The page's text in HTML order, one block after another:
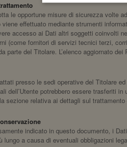
le opportune misure di sicurezza volte
viene effettuato mediante strumenti
accesso ai Dati altri soggetti coinvolti
(come fornitori di servizi tecnici terzi,
parte del Titolare. L’elenco aggiornato
presso le sedi operative del Titolare
dell’Utente potrebbero essere trasferiti
sezione relativa ai dettagli sul
indicato in questo documento, i
lungo a causa di eventuali obbligazioni